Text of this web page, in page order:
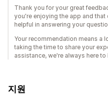
Thank you for your great
you're enjoying the app and
helpful in answering your
Your recommendation means a
taking the time to share your
assistance, we're always here to
지원